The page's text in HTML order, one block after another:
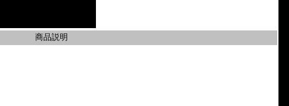
商品説明